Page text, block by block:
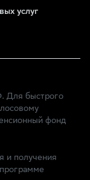
услуг
Для быстрого
фонд
и получения